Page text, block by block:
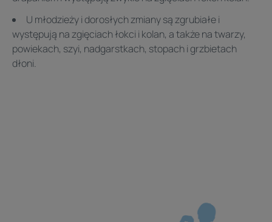
U młodzieży i dorosłych zmiany są zgrubiałe i
występują na zgięciach łokci i kolan, a także na twarzy,
powiekach, szyi, nadgarstkach, stopach i grzbietach
dłoni.